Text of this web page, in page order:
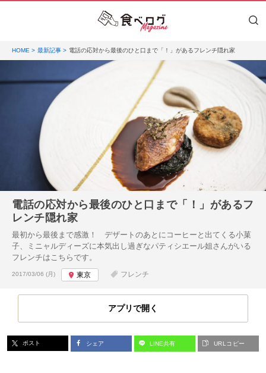
HOME 最新記事 電話の応対から最後のひと口まで「！」があるフレンチ隠れ家
電話の応対から最後のひと口まで「！」があるフ
レンチ隠れ家
最初から最後まで感激！ デザートのあとにコーヒーと出てくる小菓
子、ミニャルディーズに本気出し過ぎなパティシエール姐さんがいる
フレンチはこちらです。
投稿日:
2017/03/06 (月) 東京 フレンチ
アプリで開く
ポスト シェア LINE共有 URLコピー